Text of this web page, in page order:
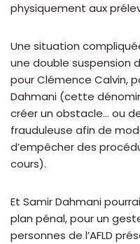
physiquement aux
Une situation
une double suspension
pour Clémence Calvin,
Dahmani (cette
créer un obstacle… ou
frauduleuse afin de
d’empêcher des
cours).
Et Samir Dahmani
plan pénal, pour un
personnes de l’AFLD